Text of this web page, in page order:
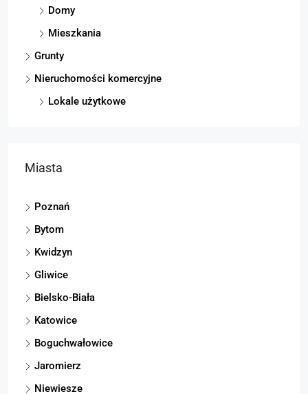
Domy
Mieszkania
Grunty
Nieruchomości komercyjne
Lokale użytkowe
Miasta
Poznań
Bytom
Kwidzyn
Gliwice
Bielsko-Biała
Katowice
Boguchwałowice
Jaromierz
Niewiesze